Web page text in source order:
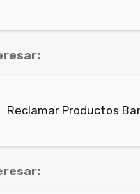
Reclamar Productos